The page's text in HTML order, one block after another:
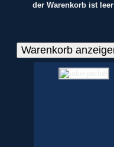
der Warenkorb ist leer